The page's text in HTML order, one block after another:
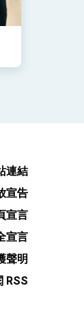
連結
宣告
宣言
宣言
聲明
RSS